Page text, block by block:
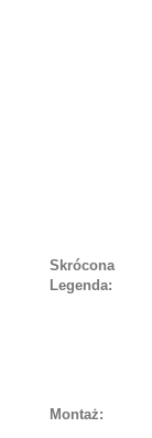
Skrócona
Legenda:
Montaż: